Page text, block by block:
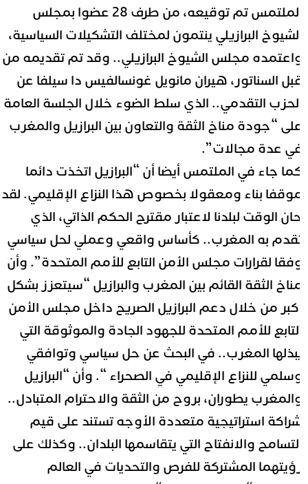
الملتمس تم توقيعه، من طرف 28 عضوا بمجلس
البرازيلي ينتمون لمختلف التشكيلات السياسية،
مجلس الشيوخ البرازيلي.. وقد تم تقديمه من
السناتور، هيران مانويل غونسالفيس دا سيلفا عن
التقدمي.. الذي سلط الضوء خلال الجلسة العامة
“جودة مناخ الثقة والتعاون بين البرازيل والمغرب
عدة مجالات”.
جاء في الملتمس أيضا أن “البرازيل اتخذت دائما
بناء ومعقولا بخصوص هذا النزاع الإقليمي. لقد
الوقت لبلدنا لاعتبار مقترح الحكم الذاتي، الذي
به المغرب.. كأساس واقعي وعملي لحل سياسي
لقرارات مجلس الأمن التابع للأمم المتحدة”. وأن
الثقة القائم بين المغرب والبرازيل “سيتعزز بشكل
من خلال دعم البرازيل الصريح داخل مجلس الأمن
للأمم المتحدة للجهود الجادة والموثوقة التي
المغرب.. في البحث عن حل سياسي وتوافقي
للنزاع الإقليمي في الصحراء “. وأن “البرازيل
يطوران، بروح من الثقة والاحترام المتبادل..
استراتيجية متعددة الأوجه تستند على قيم
والانفتاح التي يتقاسمها البلدان.. وكذلك على
المشتركة للفرص والتحديات في العالم